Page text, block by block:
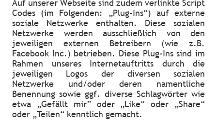
Auf unserer Webseite sind zudem verlinkte Script
Codes (im Folgenden: „Plug-Ins“) auf externe
soziale Netzwerke enthalten. Diese sozialen
Netzwerke werden ausschließlich von den
jeweiligen externen Betreibern (wie z.B.
Facebook Inc.) betrieben. Diese Plug-Ins sind im
Rahmen unseres Internetauftritts durch die
jeweiligen Logos der diversen sozialen
Netzwerke und/oder deren namentliche
Benennung sowie ggf. diverse Schlagwörter wie
etwa „Gefällt mir” oder „Like“ oder „Share“
oder „Teilen“ kenntlich gemacht.